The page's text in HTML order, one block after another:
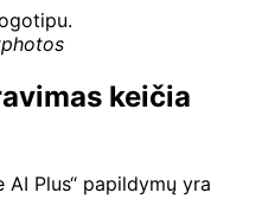
keičia
AI Plus“ papildymų yra